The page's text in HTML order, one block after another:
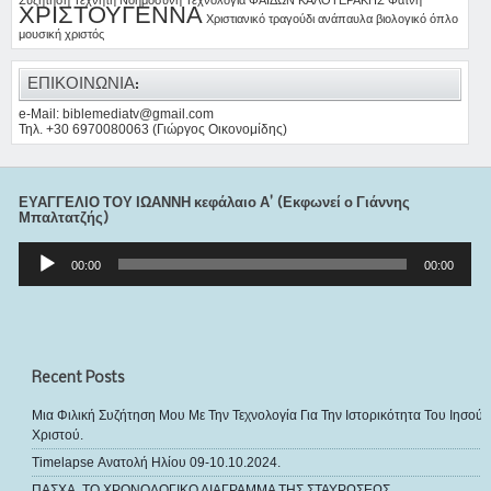
ΧΡΙΣΤΟΥΓΕΝΝΑ Χριστιανικό τραγούδι ανάπαυλα βιολογικό όπλο
μουσική χριστός
ΕΠΙΚΟΙΝΩΝΙΑ:
e-Mail: biblemediatv@gmail.com
Τηλ. +30 6970080063 (Γιώργος Οικονομίδης)
ΕΥΑΓΓΕΛΙΟ ΤΟΥ ΙΩΑΝΝΗ κεφάλαιο Α’ (Εκφωνεί ο Γιάννης
Μπαλτατζής)
Αναπαραγωγής
00:00 00:00
Recent Posts
Μια Φιλική Συζήτηση Μου Με Την Τεχνολογία Για Την Ιστορικότητα Του Ιησού
Χριστού.
Timelapse Ανατολή Ηλίου 09-10.10.2024.